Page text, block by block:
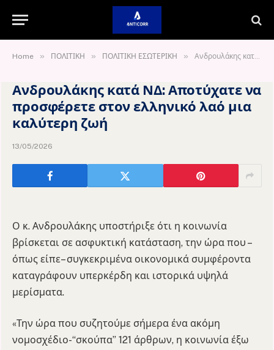
Home » ΠΟΛΙΤΙΚΗ » ΠΟΛΙΤΙΚΗ ΕΣΩΤΕΡΙΚΗ » Ανδρουλάκης κατά ΝΔ: Αποτύχατε να προσφέρετε στον ελληνικό λαό μια καλύτερη ζωή
Ανδρουλάκης κατά ΝΔ: Αποτύχατε να
προσφέρετε στον ελληνικό λαό μια
καλύτερη ζωή
13/05/2026
Ο κ. Ανδρουλάκης υποστήριξε ότι η κοινωνία
βρίσκεται σε ασφυκτική κατάσταση, την ώρα που –
όπως είπε– συγκεκριμένα οικονομικά συμφέροντα
καταγράφουν υπερκέρδη και ιστορικά υψηλά
μερίσματα.
«Την ώρα που συζητούμε σήμερα ένα ακόμη
νομοσχέδιο-“σκούπα” 121 άρθρων, η κοινωνία έξω